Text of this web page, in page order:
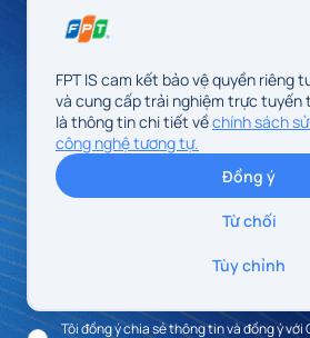
Công ty/ Tổ chức
Họ và tên *
Email* Điện
Mô tả nhu cầu
Tôi đồng ý chia sẻ thông tin và đồng ý
FPT IS cam kết bảo vệ quyền riêng
và cung cấp trải nghiệm trực tuyến
là thông tin chi tiết vềchính sách
công nghệ tương tự.
Đồng ý
Từ chối
Tùy chỉnh